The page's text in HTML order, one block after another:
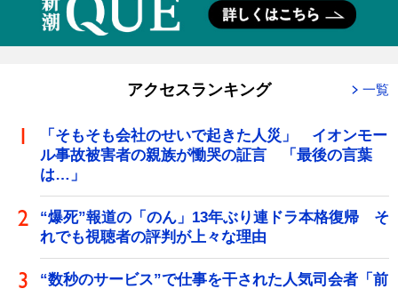
アクセスランキング 一覧
「そもそも会社のせいで起きた人災」 イオンモー
ル事故被害者の親族が慟哭の証言 「最後の言葉
は…」
“爆死”報道の「のん」13年ぶり連ドラ本格復帰 そ
れでも視聴者の評判が上々な理由
“数秒のサービス”で仕事を干された人気司会者「前